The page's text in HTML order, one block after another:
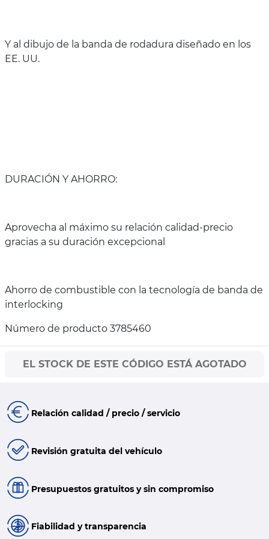
Y al dibujo de la banda de rodadura diseñado en los
EE. UU.
DURACIÓN Y AHORRO:
Aprovecha al máximo su relación calidad-precio
gracias a su duración excepcional
Ahorro de combustible con la tecnología de banda de
interlocking
Número de producto 3785460
EL STOCK DE ESTE CÓDIGO ESTÁ AGOTADO
Relación calidad / precio / servicio
Revisión gratuita del vehículo
Presupuestos gratuitos y sin compromiso
Fiabilidad y transparencia